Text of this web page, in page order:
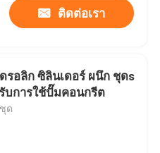
ติดต่อเรา
ดรอลิก ซิลินเดอร์ ผนึก ชุดs
บการใช้ปั๊มคอนกรีต
ด